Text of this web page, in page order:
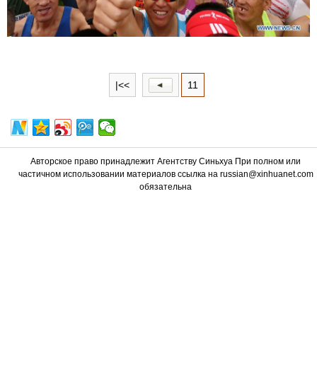
|<< 11
Авторское право принадлежит Агентству Синьхуа При полном или
частичном использовании материалов ссылка на russian@xinhuanet.com
обязательна